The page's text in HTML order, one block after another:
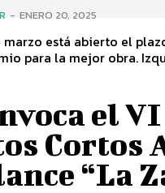
- ENERO 20, 2025
marzo está abierto el
euros de
el
Cortos
“La